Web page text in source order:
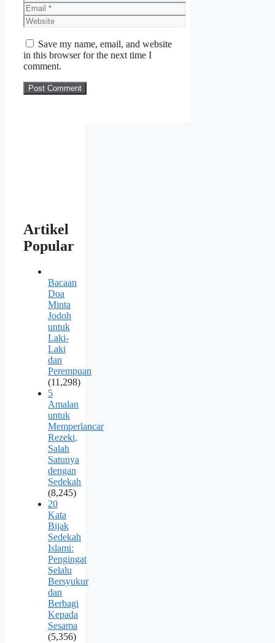
Email
Website
Save my name, email, and website
in this browser for the next time I
comment.
Artikel
Popular
Bacaan
Doa
Minta
Jodoh
untuk
Laki-
Laki
dan
Perempuan
(11,298)
5
Amalan
untuk
Memperlancar
Rezeki,
Salah
Satunya
dengan
Sedekah
(8,245)
20
Kata
Bijak
Sedekah
Islami:
Pengingat
Selalu
Bersyukur
dan
Berbagi
Kepada
Sesama
(5,356)